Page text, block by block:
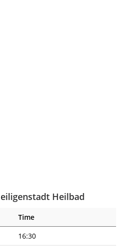
Heilbad
Time
16:30